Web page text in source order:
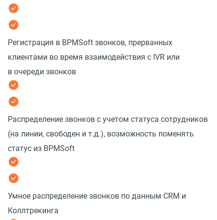
Регистрация в BPMSoft звонков, прерванных
клиентами во время взаимодействия с IVR или
в очереди звонков
Распределение звонков с учетом статуса сотрудников
(на линии, свободен и т.д.), возможность поменять
статус из BPMSoft
Умное распределение звонков по данным CRM и
Коллтрекинга